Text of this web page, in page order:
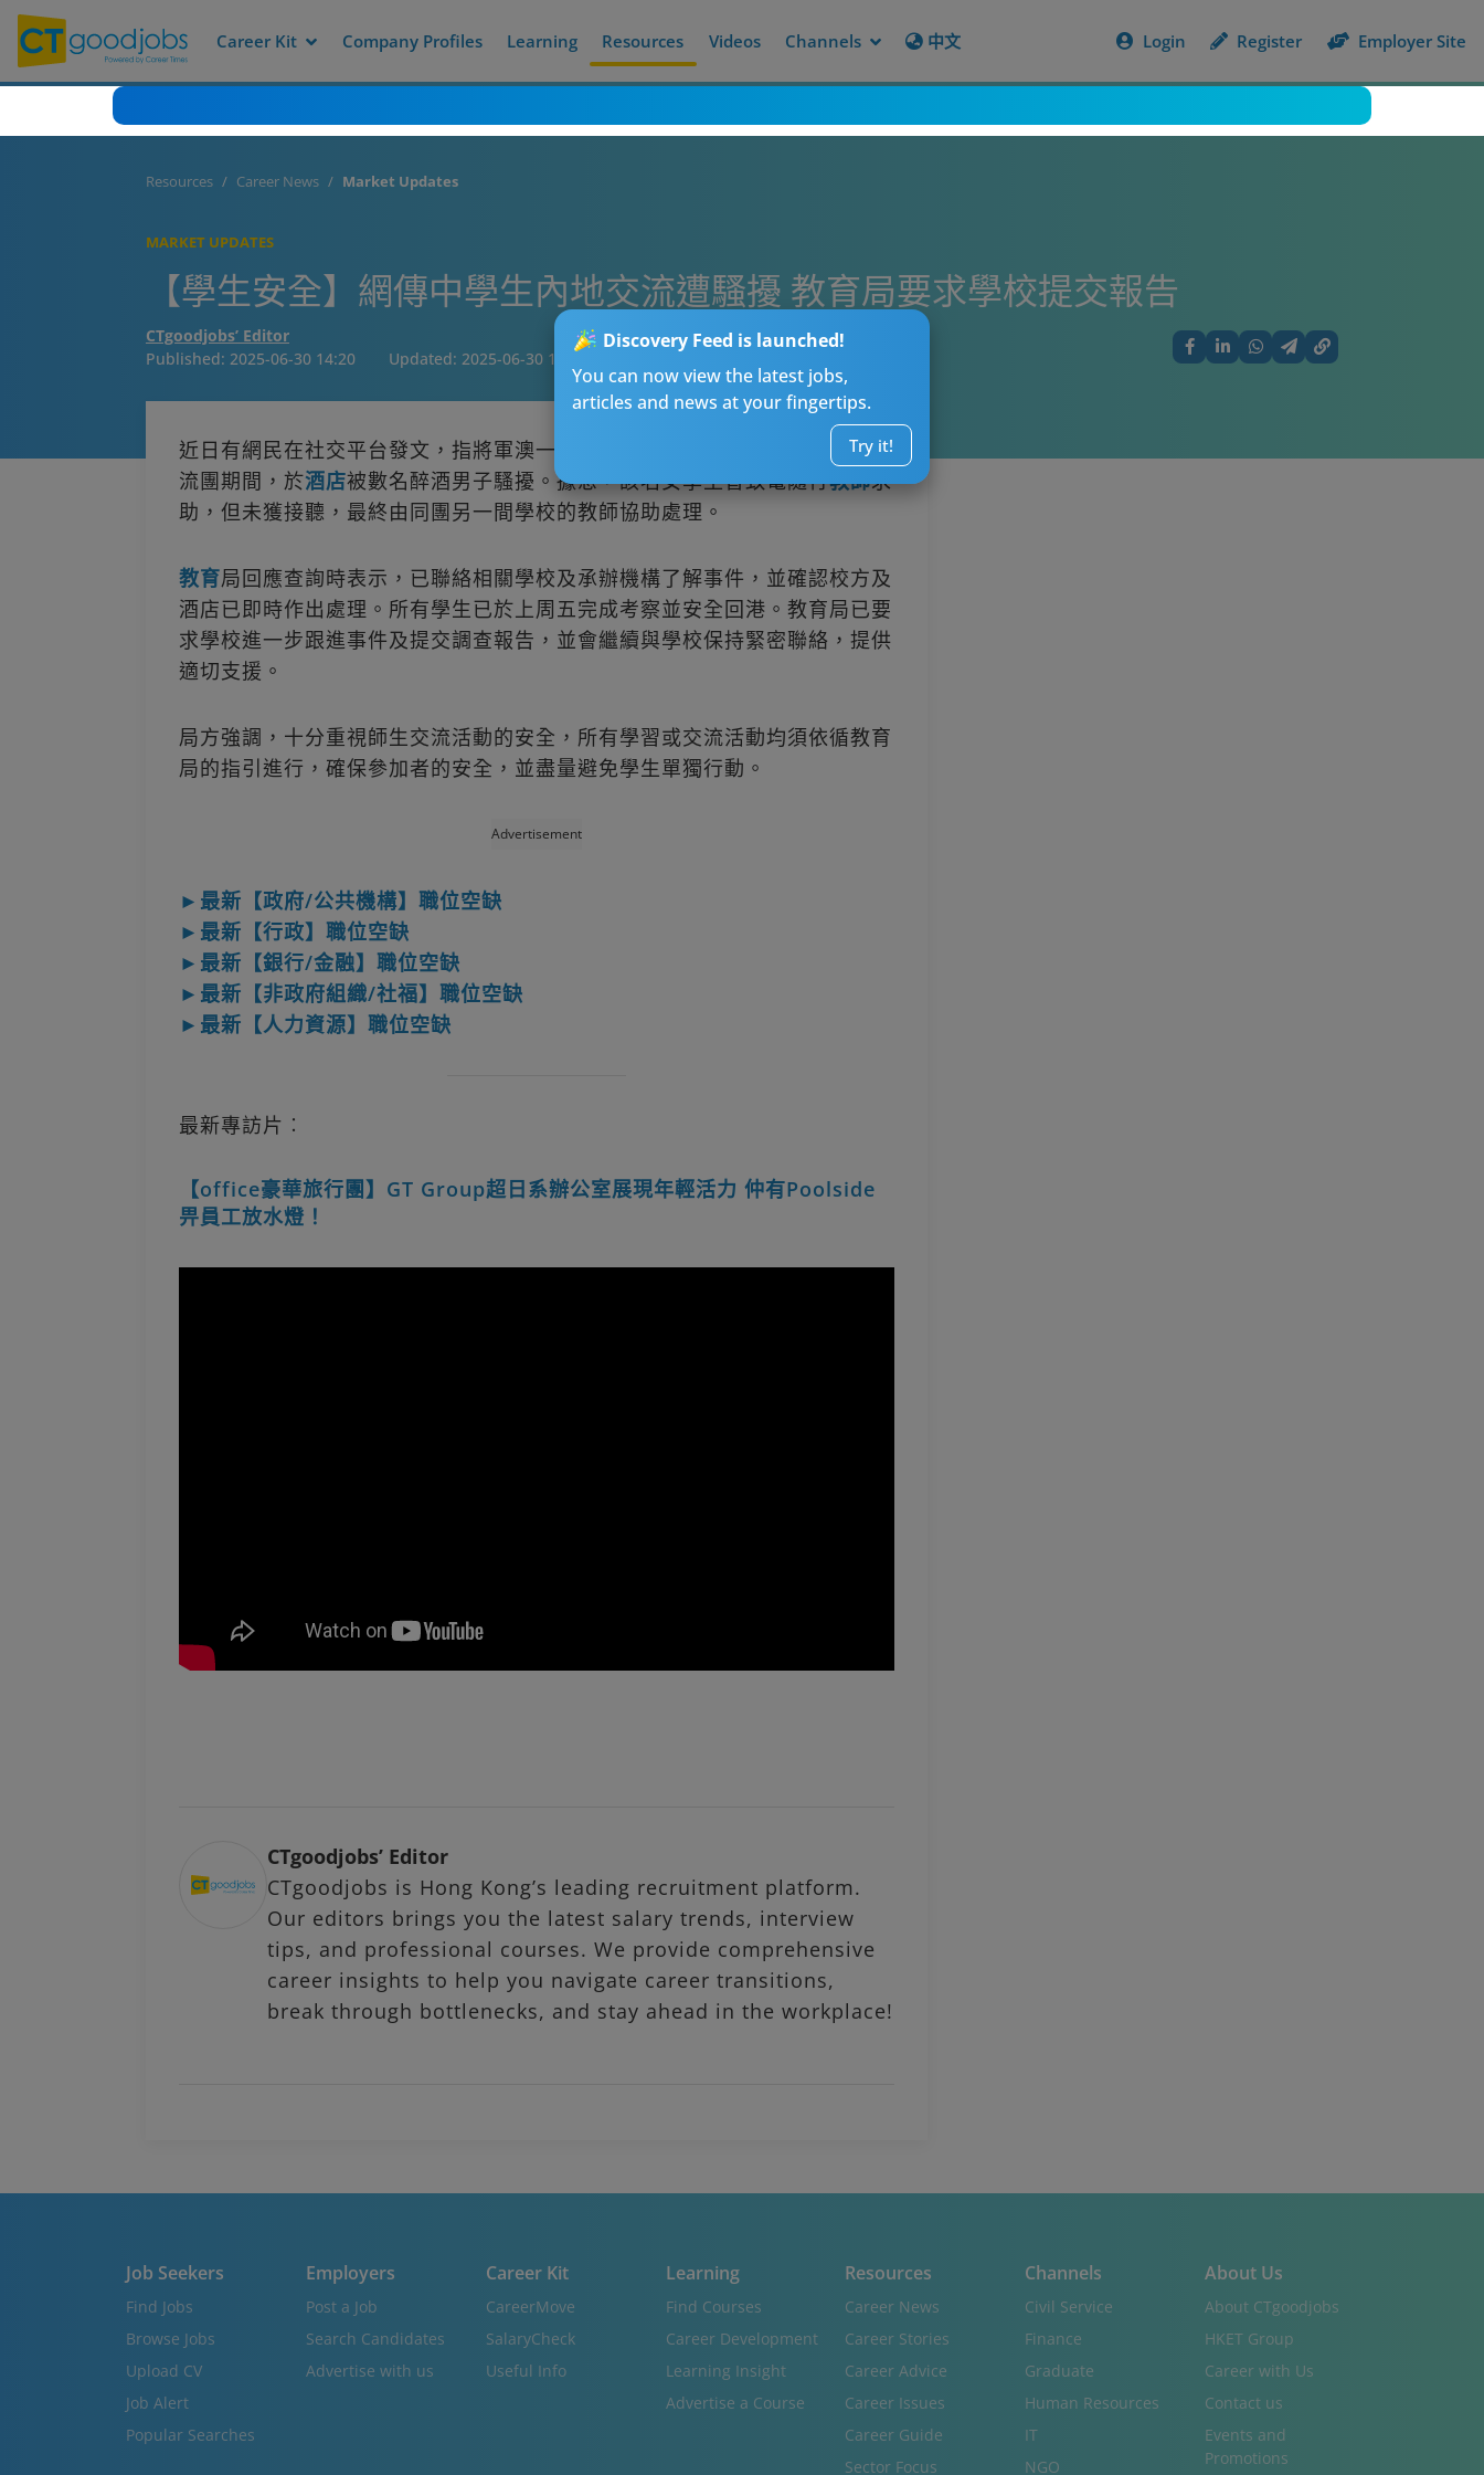
Career Kit Company Profiles Learning Resources Videos Channels 中文 Login Register Employer Site
Discovery Feed is launched!
You can now view the latest jobs,
articles and news at your fingertips.
Try it!
Resources Career News Market Updates
MARKET UPDATES
【學生安全】網傳中學生內地交流遭騷擾 教育局要求學校提交報告
CTgoodjobs’ Editor
Published: 2025-06-30 14:20 Updated: 2025-06-30 14:20
近日有網民在社交平台發文，指將軍澳一間中學的中五女學生，在參加內地交
流團期間，於酒店被數名醉酒男子騷擾。據悉，該名女學生曾致電隨行教師求
助，但未獲接聽，最終由同團另一間學校的教師協助處理。
教育局回應查詢時表示，已聯絡相關學校及承辦機構了解事件，並確認校方及
酒店已即時作出處理。所有學生已於上周五完成考察並安全回港。教育局已要
求學校進一步跟進事件及提交調查報告，並會繼續與學校保持緊密聯絡，提供
適切支援。
局方強調，十分重視師生交流活動的安全，所有學習或交流活動均須依循教育
局的指引進行，確保參加者的安全，並盡量避免學生單獨行動。
Advertisement
►最新【政府/公共機構】職位空缺
►最新【行政】職位空缺
►最新【銀行/金融】職位空缺
►最新【非政府組織/社福】職位空缺
►最新【人力資源】職位空缺
最新專訪片︰
【office豪華旅行團】GT Group超日系辦公室展現年輕活力 仲有Poolside
畀員工放水燈！
CTgoodjobs’ Editor
CTgoodjobs is Hong Kong’s leading recruitment platform.
Our editors brings you the latest salary trends, interview
tips, and professional courses. We provide comprehensive
career insights to help you navigate career transitions,
break through bottlenecks, and stay ahead in the workplace!
Job Seekers
Find Jobs
Browse Jobs
Upload CV
Job Alert
Popular Searches
Employers
Post a Job
Search Candidates
Advertise with us
Career Kit
CareerMove
SalaryCheck
Useful Info
Learning
Find Courses
Career Development
Learning Insight
Advertise a Course
Resources
Career News
Career Stories
Career Advice
Career Issues
Career Guide
Sector Focus
Channels
Civil Service
Finance
Graduate
Human Resources
IT
NGO
About Us
About CTgoodjobs
HKET Group
Career with Us
Contact us
Events and
Promotions